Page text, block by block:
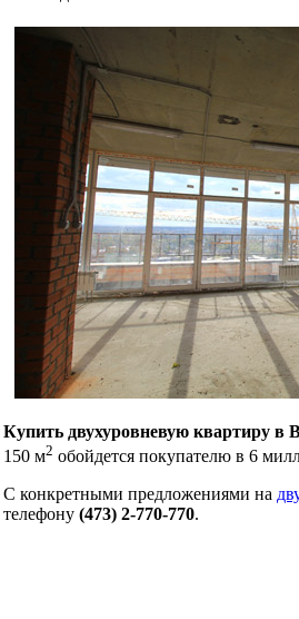
Купить двухуровневую квартиру в
150 м2 обойдется покупателю в 6
С конкретными предложениями на
телефону (473) 2-770-770.